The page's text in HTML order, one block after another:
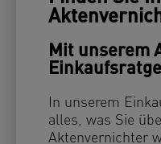
Mit unserem
In unserem
alles, was Sie
Aktenvernichter